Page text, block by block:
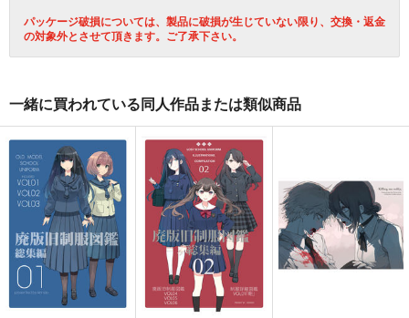
パッケージ破損については、製品に破損が生じていない限り、交換・返金
の対象外とさせて頂きます。ご了承下さい。
一緒に買われている同人作品または類似商品